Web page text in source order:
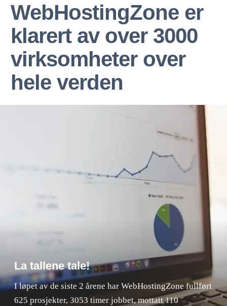
WebHostingZone er
klarert av over 3000
virksomheter over
hele verden
La tallene tale!
I løpet av de siste 2 årene har WebHostingZone fullført
625 prosjekter, 3053 timer jobbet, mottatt 110